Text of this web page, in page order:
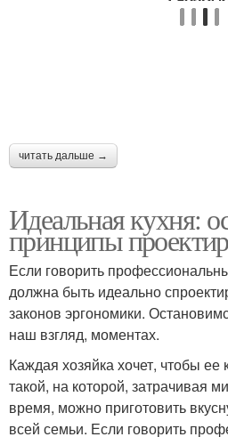
читать дальше →
Идеальная кухня:
принципы
Если говорить
должна быть идеально
законов эргономики.
наш взгляд, моментах.
Каждая хозяйка хочет, чтобы
такой, на которой, затрачивая
время, можно приготовить
всей семьи. Если говорить